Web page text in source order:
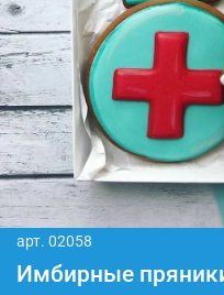
арт. 02058
Имбирные